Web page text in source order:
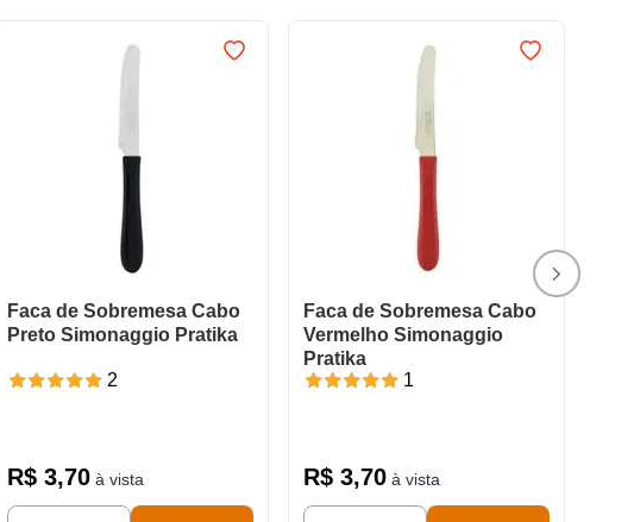
Faca de Sobremesa Cabo
Preto Simonaggio Pratika
2
R$ 3,70 à vista
Faca de Sobremesa Cabo
Vermelho Simonaggio
Pratika
1
R$ 3,70 à vista